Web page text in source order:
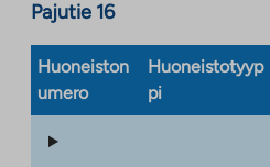
Pajutie 16
Huoneiston
umero
Huoneistotyyp
pi